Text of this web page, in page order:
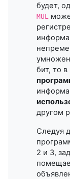
будет,
MUL
регистре
бит, то в
другом
Следуя
2 и 3,